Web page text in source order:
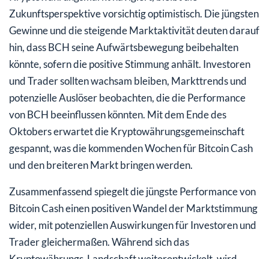
Zukunftsperspektive vorsichtig optimistisch. Die jüngsten
Gewinne und die steigende Marktaktivität deuten darauf
hin, dass BCH seine Aufwärtsbewegung beibehalten
könnte, sofern die positive Stimmung anhält. Investoren
und Trader sollten wachsam bleiben, Markttrends und
potenzielle Auslöser beobachten, die die Performance
von BCH beeinflussen könnten. Mit dem Ende des
Oktobers erwartet die Kryptowährungsgemeinschaft
gespannt, was die kommenden Wochen für Bitcoin Cash
und den breiteren Markt bringen werden.
Zusammenfassend spiegelt die jüngste Performance von
Bitcoin Cash einen positiven Wandel der Marktstimmung
wider, mit potenziellen Auswirkungen für Investoren und
Trader gleichermaßen. Während sich das